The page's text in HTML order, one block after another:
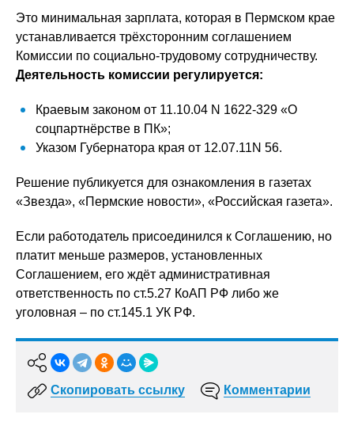
Это минимальная зарплата, которая в Пермском крае
устанавливается трёхсторонним соглашением
Комиссии по социально-трудовому сотрудничеству.
Деятельность комиссии регулируется:
Краевым законом от 11.10.04 N 1622-329 «О
соцпартнёрстве в ПК»;
Указом Губернатора края от 12.07.11N 56.
Решение публикуется для ознакомления в газетах
«Звезда», «Пермские новости», «Российская газета».
Если работодатель присоединился к Соглашению, но
платит меньше размеров, установленных
Соглашением, его ждёт административная
ответственность по ст.5.27 КоАП РФ либо же
уголовная – по ст.145.1 УК РФ.
Скопировать ссылку Комментарии